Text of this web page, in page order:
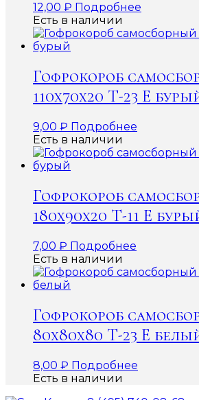
12,00 ₽ Подробнее
Есть в наличии
Гофрокороб
110х70х20 Т-23 Е
9,00 ₽ Подробнее
Есть в наличии
Гофрокороб
180х90х20 Т-11 Е
7,00 ₽ Подробнее
Есть в наличии
Гофрокороб
80х80х80 Т-23 Е
8,00 ₽ Подробнее
Есть в наличии